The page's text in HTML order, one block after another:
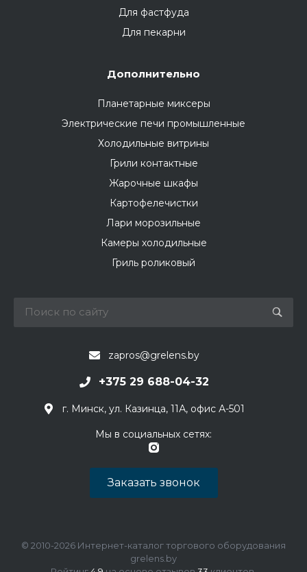
Для фастфуда
Для пекарни
Дополнительно
Планетарные миксеры
Электрические печи промышленные
Холодильные витрины
Грили контактные
Жарочные шкафы
Картофелечистки
Лари морозильные
Камеры холодильные
Гриль роликовый
zapros@grelens.by
+375 29 688-04-32
г. Минск, ул. Казинца, 11А, офис А-501
Мы в социальных сетях:
Заказать звонок
© 2010-2026 Интернет-каталог торгового оборудования
grelens.by